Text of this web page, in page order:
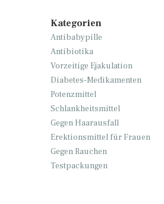
Kategorien
Antibabypille
Antibiotika
Vorzeitige Ejakulation
Diabetes-Medikamenten
Potenzmittel
Schlankheitsmittel
Gegen Haarausfall
Erektionsmittel für Frauen
Gegen Rauchen
Testpackungen